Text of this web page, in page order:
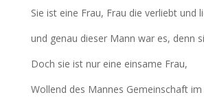
Sie ist eine Frau, Frau die verliebt und
und genau dieser Mann war es, denn
Doch sie ist nur eine einsame Frau,
Wollend des Mannes Gemeinschaft im